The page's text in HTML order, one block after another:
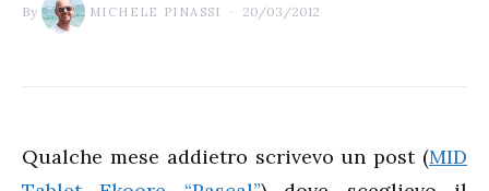
By MICHELE PINASSI 20/03/2012
Qualche mese addietro scrivevo un post (MID